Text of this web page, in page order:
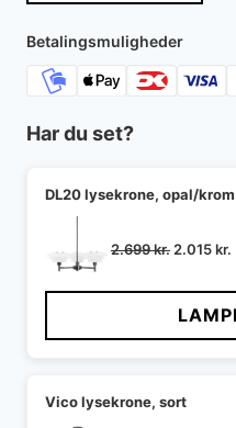
Betalingsmuligheder
Har du set?
DL20 lysekrone, opal/krom
2.699kr. Den
pris
var:
2.699 kr..
2.015kr.
Vico lysekrone, sort